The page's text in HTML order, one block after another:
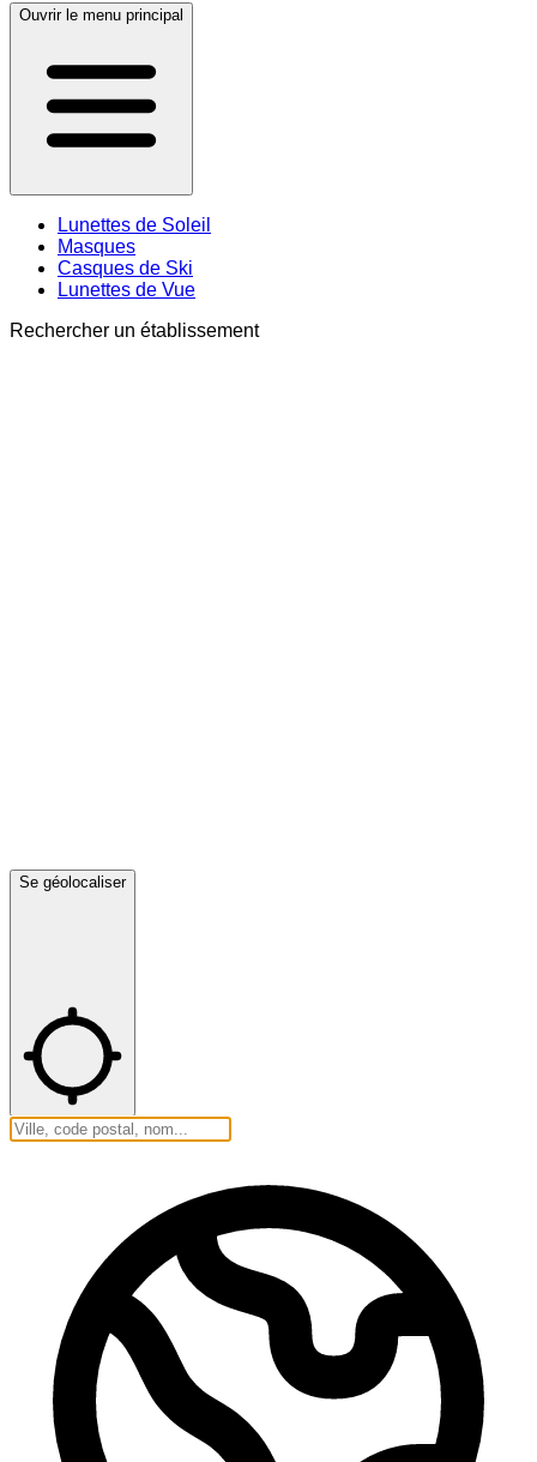
Ouvrir le menu principal
Lunettes de Soleil
Masques
Casques de Ski
Lunettes de Vue
Rechercher un établissement
Se géolocaliser